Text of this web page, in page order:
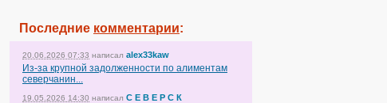
Последние комментарии:
20.06.2026 07:33 написал alex33kaw
Из-за крупной задолженности по алиментам
северчанин...
19.05.2026 14:30 написал С Е В Е Р С К